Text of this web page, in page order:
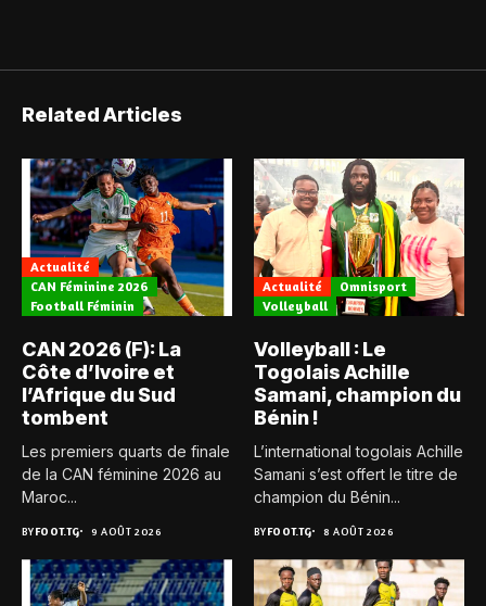
Related Articles
Actualité
CAN Féminine 2026
Football Féminin
CAN 2026 (F): La
Côte d’Ivoire et
l’Afrique du Sud
tombent
Les premiers quarts de finale
de la CAN féminine 2026 au
Maroc...
BYFOOT.TG 9 AOÛT 2026
Actualité
Omnisport
Volleyball
Volleyball : Le
Togolais Achille
Samani, champion du
Bénin !
L’international togolais Achille
Samani s’est offert le titre de
champion du Bénin...
BYFOOT.TG 8 AOÛT 2026